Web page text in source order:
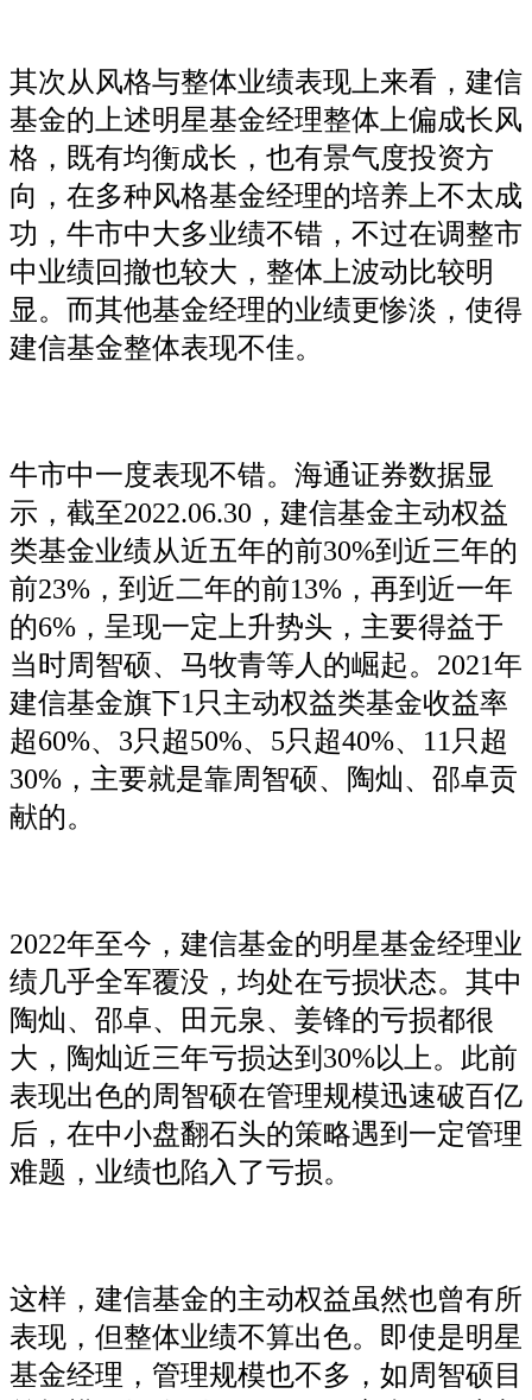
其次从风格与整体业绩表现上来看，建信
基金的上述明星基金经理整体上偏成长风
格，既有均衡成长，也有景气度投资方
向，在多种风格基金经理的培养上不太成
功，牛市中大多业绩不错，不过在调整市
中业绩回撤也较大，整体上波动比较明
显。而其他基金经理的业绩更惨淡，使得
建信基金整体表现不佳。
牛市中一度表现不错。海通证券数据显
示，截至2022.06.30，建信基金主动权益
类基金业绩从近五年的前30%到近三年的
前23%，到近二年的前13%，再到近一年
的6%，呈现一定上升势头，主要得益于
当时周智硕、马牧青等人的崛起。2021年
建信基金旗下1只主动权益类基金收益率
超60%、3只超50%、5只超40%、11只超
30%，主要就是靠周智硕、陶灿、邵卓贡
献的。
2022年至今，建信基金的明星基金经理业
绩几乎全军覆没，均处在亏损状态。其中
陶灿、邵卓、田元泉、姜锋的亏损都很
大，陶灿近三年亏损达到30%以上。此前
表现出色的周智硕在管理规模迅速破百亿
后，在中小盘翻石头的策略遇到一定管理
难题，业绩也陷入了亏损。
这样，建信基金的主动权益虽然也曾有所
表现，但整体业绩不算出色。即使是明星
基金经理，管理规模也不多，如周智硕目